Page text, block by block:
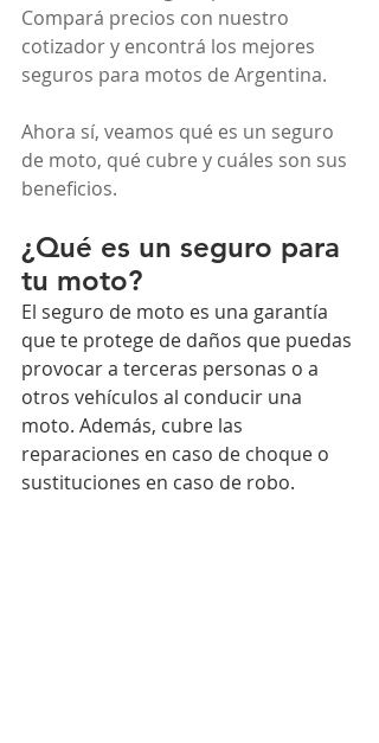
Compará precios con nuestro
cotizador y encontrá los mejores
seguros para motos de Argentina.
Ahora sí, veamos qué es un seguro
de moto, qué cubre y cuáles son sus
beneficios.
¿Qué es un seguro para
tu moto?
El seguro de moto es una garantía
que te protege de daños que puedas
provocar a terceras personas o a
otros vehículos al conducir una
moto. Además, cubre las
reparaciones en caso de choque o
sustituciones en caso de robo.